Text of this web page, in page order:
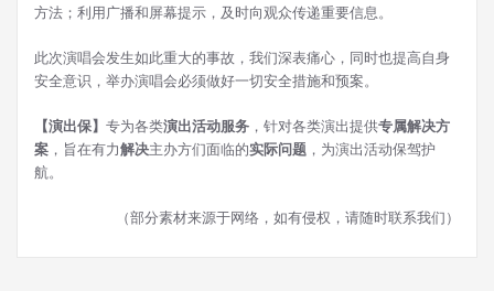
方法；利用广播和屏幕提示，及时向观众传递重要信息。
此次演唱会发生如此重大的事故，我们深表痛心，同时也提高自身
安全意识，举办演唱会必须做好一切安全措施和预案。
【演出保】 专为各类演出活动服务 ，针对各类演出提供专属解决方
案 ，旨在有力解决主办方们面临的实际问题 ，为演出活动保驾护
航。
（部分素材来源于网络，如有侵权，请随时联系我们）